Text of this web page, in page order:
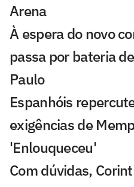
Arena
À espera do novo
passa por bateria
Paulo
Espanhóis
exigências de
'Enlouqueceu'
Com dúvidas,